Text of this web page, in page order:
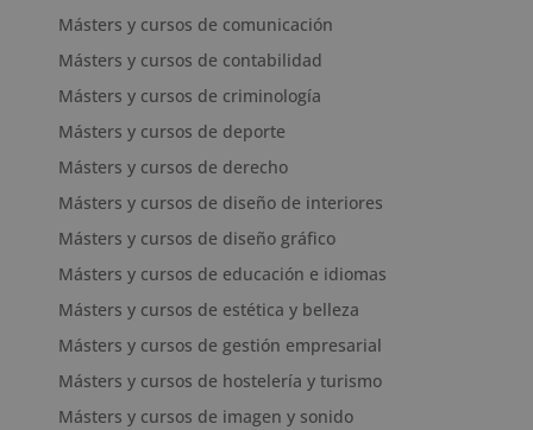
Másters y cursos de comunicación
Másters y cursos de contabilidad
Másters y cursos de criminología
Másters y cursos de deporte
Másters y cursos de derecho
Másters y cursos de diseño de interiores
Másters y cursos de diseño gráfico
Másters y cursos de educación e idiomas
Másters y cursos de estética y belleza
Másters y cursos de gestión empresarial
Másters y cursos de hostelería y turismo
Másters y cursos de imagen y sonido